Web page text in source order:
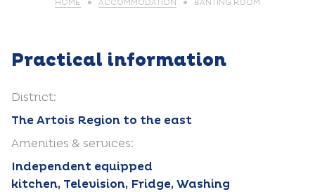
HOME ACCOMMODATION BANTING ROOM
Practical information
District:
The Artois Region to the east
Amenities & services:
Independent equipped
kitchen, Television, Fridge, Washing